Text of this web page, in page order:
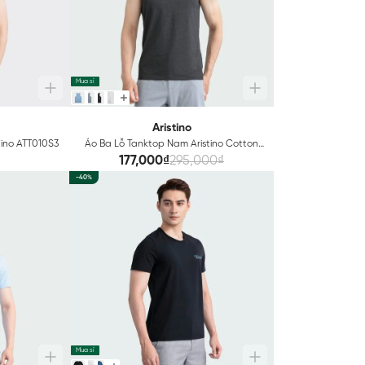
ATT010S3
Mua sỉ
Aristino
Áo Ba Lỗ Tanktop Nam Aristino Cotton
ATT008S3
177,000₫295,000₫
-40%
Mua sỉ